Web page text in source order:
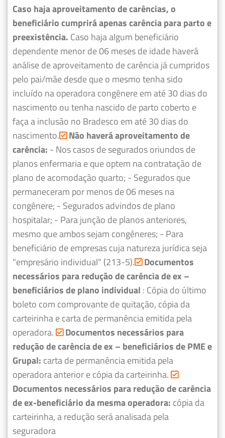
Caso haja aproveitamento de carências, o
beneficiário cumprirá apenas carência para parto e
preexistência. Caso haja algum beneficiário
dependente menor de 06 meses de idade haverá
análise de aproveitamento de carência já cumpridos
pelo pai/mãe desde que o mesmo tenha sido
incluído na operadora congênere em até 30 dias do
nascimento ou tenha nascido de parto coberto e
faça a inclusão no Bradesco em até 30 dias do
nascimento. Não haverá aproveitamento de
carência: - Nos casos de segurados oriundos de
planos enfermaria e que optem na contratação de
plano de acomodação quarto; - Segurados que
permaneceram por menos de 06 meses na
congênere; - Segurados advindos de plano
hospitalar; - Para junção de planos anteriores,
mesmo que ambos sejam congêneres; - Para
beneficiário de empresas cuja natureza jurídica seja
"empresário individual" (213-5). Documentos
necessários para redução de carência de ex –
beneficiários de plano individual : Cópia do último
boleto com comprovante de quitação, cópia da
carteirinha e carta de permanência emitida pela
operadora.
Documentos necessários para
redução de carência de ex – beneficiários de PME e
Grupal: carta de permanência emitida pela
operadora anterior e cópia da carteirinha.
Documentos necessários para redução de carência
de ex-beneficiário da mesma operadora: cópia da
carteirinha, a redução será analisada pela
seguradora